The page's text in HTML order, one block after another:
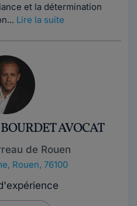
et la détermination
Lire la suite
AVOCAT
de Rouen
, Rouen, 76100